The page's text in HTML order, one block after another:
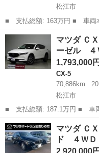
松江市
■ 支払総額: 163万円 ■ 車両本体価格： 1,573,000 円 ■ メーカー
名： マツダ ■ 車種名：
Ｄ フルセグ メモリーナビ
軽減システム...
島根 松江市 その他
マツダ Ｃ
ーゼル
1,793,000円
CX-5
70,886km
松江市
■ 支払総額: 187.1万円 ■ 車両本体価格： 1,793,000 円 ■ メーカ
ー名： マツダ ■ 車種名：
ロアクティブ ディーゼル
Ｄ再生 ...
島根 松江市 CX-5
マツダ Ｃ
ド ４Ｗ
2,920,000円